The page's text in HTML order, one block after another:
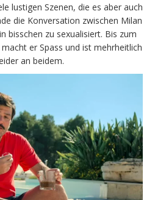
lustigen Szenen, die es aber auch
die Konversation zwischen Milan
bisschen zu sexualisiert. Bis zum
er Spass und ist mehrheitlich
an beidem.